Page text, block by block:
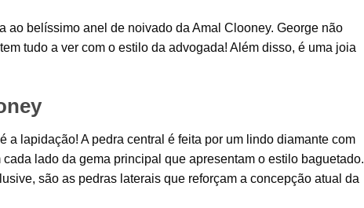
ao belíssimo anel de noivado da Amal Clooney. George não
tudo a ver com o estilo da advogada! Além disso, é uma joia
lapidação! A pedra central é feita por um lindo diamante com
lado da gema principal que apresentam o estilo baguetado.
são as pedras laterais que reforçam a concepção atual da